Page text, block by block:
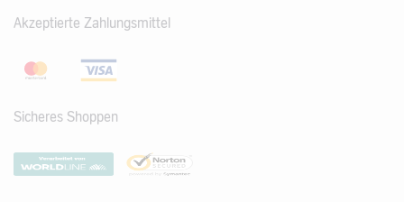
Akzeptierte Zahlungsmittel
Sicheres Shoppen